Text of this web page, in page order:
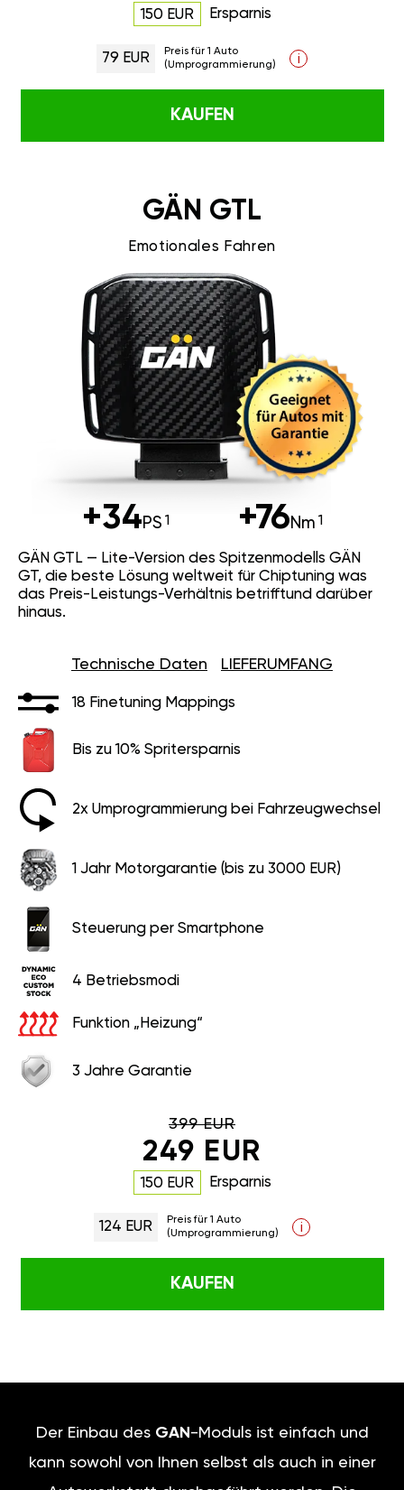
150 EUR Ersparnis
79 EUR
Preis für 1 Auto
(Umprogrammierung)
i
KAUFEN
GÄN GTL
Emotionales Fahren
+34PS +76Nm
GÄN GTL — Lite-Version des Spitzenmodells GÄN
GT, die beste Lösung weltweit für Chiptuning was
das Preis-Leistungs-Verhältnis betrifftund darüber
hinaus.
Technische Daten LIEFERUMFANG
18 Finetuning Mappings
Bis zu 10% Spritersparnis
2x Umprogrammierung bei Fahrzeugwechsel
1 Jahr Motorgarantie (bis zu 3000 EUR)
Steuerung per Smartphone
4 Betriebsmodi
Funktion „Heizung“
3 Jahre Garantie
399 EUR
249 EUR
150 EUR Ersparnis
124 EUR
Preis für 1 Auto
(Umprogrammierung)
i
KAUFEN
Der Einbau des GAN -Moduls ist einfach und
kann sowohl von Ihnen selbst als auch in einer